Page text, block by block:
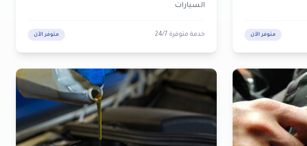
متوفر الآن
السيارات
خدمة متوفرة 24/7 متوفر الآن